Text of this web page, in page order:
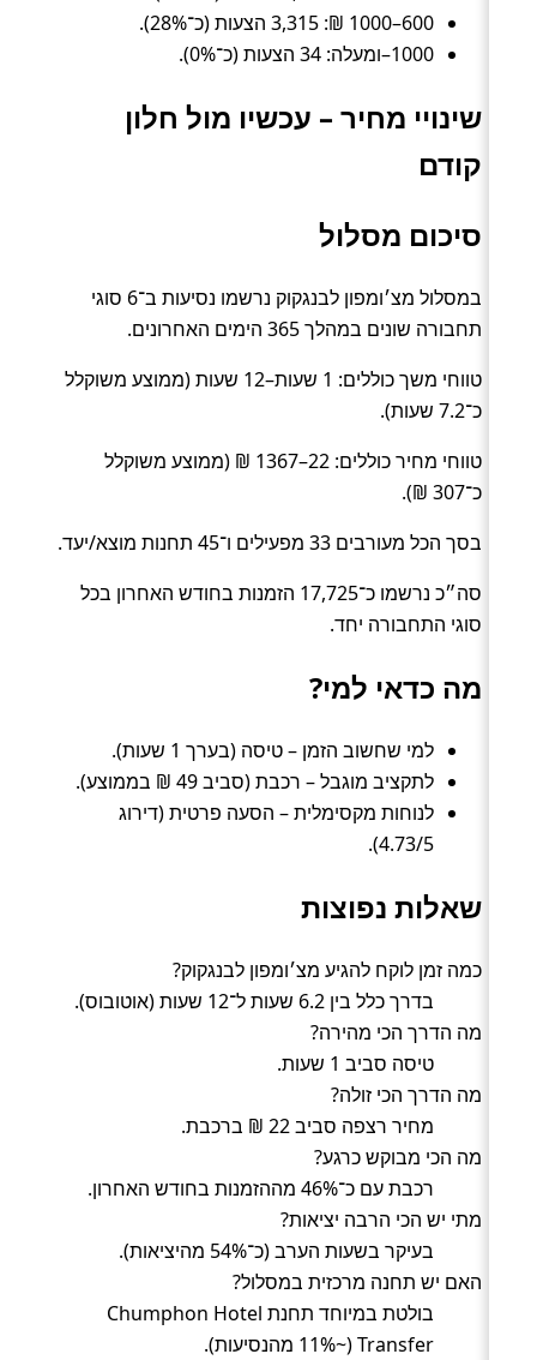
600–1000 ₪: 3,315 הצעות (כ־28%).
1000–ומעלה: 34 הצעות (כ־0%).
שינויי מחיר – עכשיו מול חלון
קודם
סיכום מסלול
במסלול מצ׳ומפון לבנגקוק נרשמו נסיעות ב־6 סוגי
תחבורה שונים במהלך 365 הימים האחרונים.
טווחי משך כוללים: 1 שעות–12 שעות (ממוצע משוקלל
כ־7.2 שעות).
טווחי מחיר כוללים: 22–1367 ₪ (ממוצע משוקלל
כ־307 ₪).
בסך הכל מעורבים 33 מפעילים ו־45 תחנות מוצא/יעד.
סה״כ נרשמו כ־17,725 הזמנות בחודש האחרון בכל
סוגי התחבורה יחד.
מה כדאי למי?
למי שחשוב הזמן – טיסה (בערך 1 שעות).
לתקציב מוגבל – רכבת (סביב 49 ₪ בממוצע).
לנוחות מקסימלית – הסעה פרטית (דירוג
4.73/5).
שאלות נפוצות
כמה זמן לוקח להגיע מצ׳ומפון לבנגקוק?
בדרך כלל בין 6.2 שעות ל־12 שעות (אוטובוס).
מה הדרך הכי מהירה?
טיסה סביב 1 שעות.
מה הדרך הכי זולה?
מחיר רצפה סביב 22 ₪ ברכבת.
מה הכי מבוקש כרגע?
רכבת עם כ־46% מההזמנות בחודש האחרון.
מתי יש הכי הרבה יציאות?
בעיקר בשעות הערב (כ־54% מהיציאות).
האם יש תחנה מרכזית במסלול?
בולטת במיוחד תחנת Chumphon Hotel
Transfer (~11% מהנסיעות).